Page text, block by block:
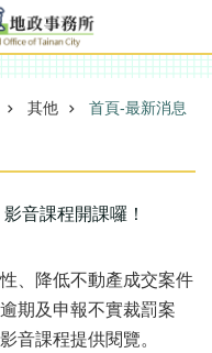
其他 首頁-最新消息
音課程開課囉！
、降低不動產成交案件
期及申報不實裁罰案
音課程提供閱覽。